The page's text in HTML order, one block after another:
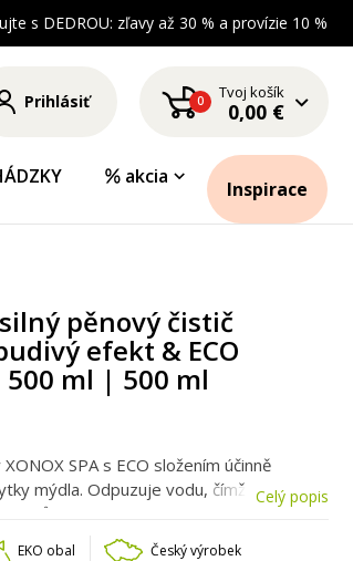
s DEDROU: zľavy až 30 % a provízie 10 %
Prihlásiť 0 Tvoj košík
0,00 €
akcia
Inspirace
ml
pěnový čistič
efekt & ECO
ml | 500 ml
SPA s ECO složením účinně
mýdla. Odpuzuje vodu, čímž
vůní limetky. Vhodný na keramiku, skla
Celý popis
EKO obal Český výrobek